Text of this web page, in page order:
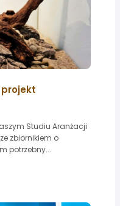
Studiu Aranżacji
zbiornikiem o
potrzebny...